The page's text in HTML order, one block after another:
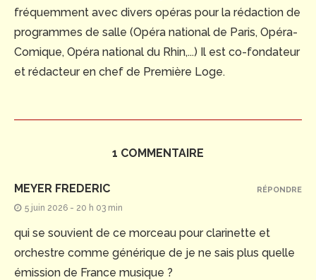
fréquemment avec divers opéras pour la rédaction de
programmes de salle (Opéra national de Paris, Opéra-
Comique, Opéra national du Rhin,...) Il est co-fondateur
et rédacteur en chef de Première Loge.
1 COMMENTAIRE
MEYER FREDERIC
5 juin 2026 - 20 h 03 min
qui se souvient de ce morceau pour clarinette et
orchestre comme générique de je ne sais plus quelle
émission de France musique ?
RÉPONDRE